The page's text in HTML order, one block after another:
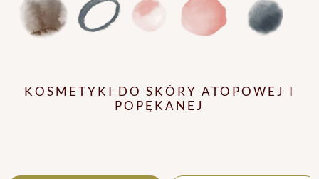
KOSMETYKI DO SKÓRY ATOPOWEJ I
POPĘKANEJ